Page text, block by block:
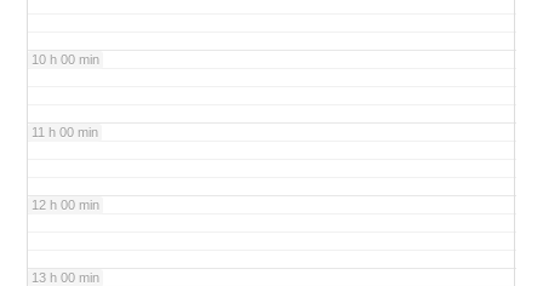
10 h 00 min
11 h 00 min
12 h 00 min
13 h 00 min